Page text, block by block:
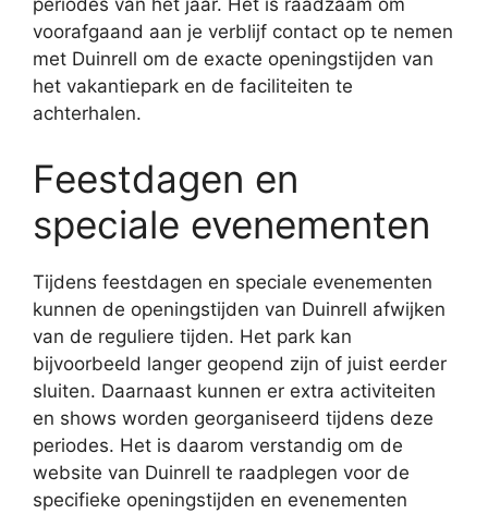
periodes van het jaar. Het is raadzaam om
voorafgaand aan je verblijf contact op te nemen
met Duinrell om de exacte openingstijden van
het vakantiepark en de faciliteiten te
achterhalen.
Feestdagen en
speciale evenementen
Tijdens feestdagen en speciale evenementen
kunnen de openingstijden van Duinrell afwijken
van de reguliere tijden. Het park kan
bijvoorbeeld langer geopend zijn of juist eerder
sluiten. Daarnaast kunnen er extra activiteiten
en shows worden georganiseerd tijdens deze
periodes. Het is daarom verstandig om de
website van Duinrell te raadplegen voor de
specifieke openingstijden en evenementen